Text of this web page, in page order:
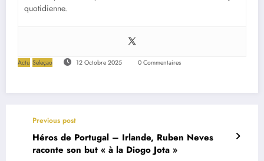
quotidienne.
Actu Seleçao 12 Octobre 2025 0 Commentaires
Previous post
Héros de Portugal – Irlande, Ruben Neves
raconte son but « à la Diogo Jota »